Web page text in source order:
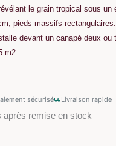
le grain tropical sous un
pieds massifs
devant un canapé deux ou
m2.
sécurisé Livraison rapide
après remise en stock